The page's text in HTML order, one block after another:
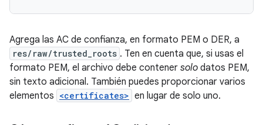
Agrega las AC de confianza, en formato PEM o DER, a
res/raw/trusted_roots . Ten en cuenta que, si usas el
formato PEM, el archivo debe contener solo datos PEM,
sin texto adicional. También puedes proporcionar varios
elementos <certificates> en lugar de solo uno.